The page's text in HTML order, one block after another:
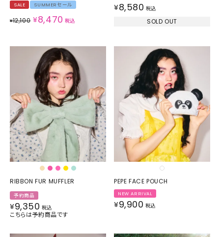
SALE SUMMERセール
¥12,100 ¥8,470 税込
¥8,580 税込
SOLD OUT
RIBBON FUR MUFFLER
予約商品
¥9,350 税込
こちらは予約商品です
PEPE FACE POUCH
NEW ARRIVAL
¥9,900 税込